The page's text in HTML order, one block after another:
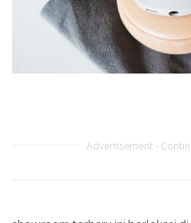
Advertisement -